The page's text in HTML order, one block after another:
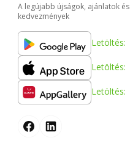
A legújabb újságok, ajánlatok és
kedvezmények
Letöltés:
Letöltés:
Letöltés: